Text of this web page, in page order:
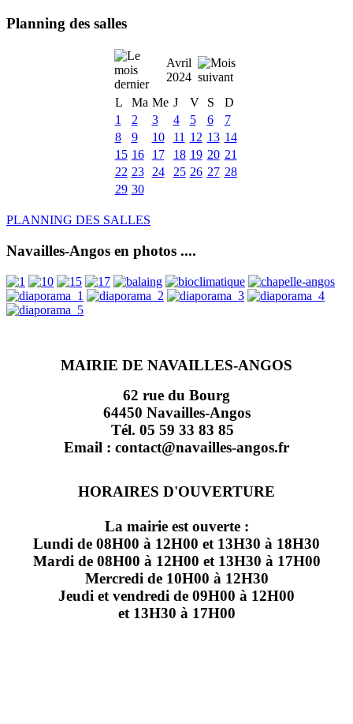
Planning des salles
Avril
2024
L
Ma Me J V S
D
1
2 3 4 5 6
7
8
9 10 11 12 13 14
15 16 17 18 19 20 21
22 23 24 25 26 27 28
29 30
PLANNING DES SALLES
Navailles-Angos en photos ....
MAIRIE DE NAVAILLES-ANGOS
62 rue du Bourg
64450 Navailles-Angos
Tél. 05 59 33 83 85
Email : contact@navailles-angos.fr
HORAIRES D'OUVERTURE
La mairie est ouverte :
Lundi de 08H00 à 12H00 et 13H30 à 18H30
Mardi de 08H00 à 12H00 et 13H30 à 17H00
Mercredi de 10H00 à 12H30
Jeudi et vendredi de 09H00 à 12H00
et 13H30 à 17H00